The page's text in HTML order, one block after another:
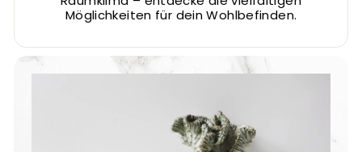
Möglichkeiten für dein Wohlbefinden.